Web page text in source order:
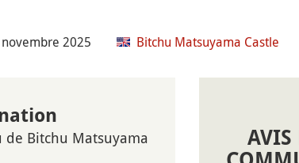
2025 Bitchu Matsuyama Castle
de Bitchu Matsuyama
AVIS